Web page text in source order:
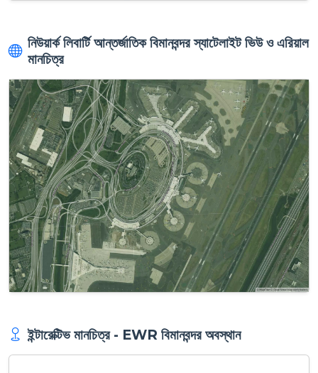
নিউয়ার্ক লিবার্টি আন্তর্জাতিক বিমানবন্দর স্যাটেলাইট ভিউ ও এরিয়াল
মানচিত্র
ইন্টারেক্টিভ মানচিত্র - EWR বিমানবন্দর অবস্থান